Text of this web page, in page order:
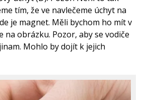
tím, že ve navlečeme úchyt na
je magnet. Měli bychom ho mít v
na obrázku. Pozor, aby se vodiče
Mohlo by dojít k jejich